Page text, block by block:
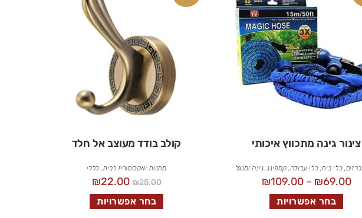
צינור גינה מתכווץ איכותי
ברזים ,כלי בית ,כלי עבודה ,קמפינג, גינה ומנגל
₪69.00
–
₪109.00
בחר אפשרויות
קולב בודד מעוצב אל חלד
מתנות ואקססוריז לבית כללי
₪25.00
₪22.00
בחר אפשרויות